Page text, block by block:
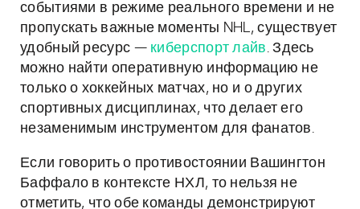
событиями в режиме реального времени и не
пропускать важные моменты NHL, существует
удобный ресурс — киберспорт лайв. Здесь
можно найти оперативную информацию не
только о хоккейных матчах, но и о других
спортивных дисциплинах, что делает его
незаменимым инструментом для фанатов.
Если говорить о противостоянии Вашингтон
Баффало в контексте НХЛ, то нельзя не
отметить, что обе команды демонстрируют